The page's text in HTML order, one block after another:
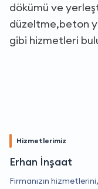
dökümü ve
düzeltme,beton
gibi hizmetleri
Hizmetlerimiz
Erhan İnşaat
Firmanızın